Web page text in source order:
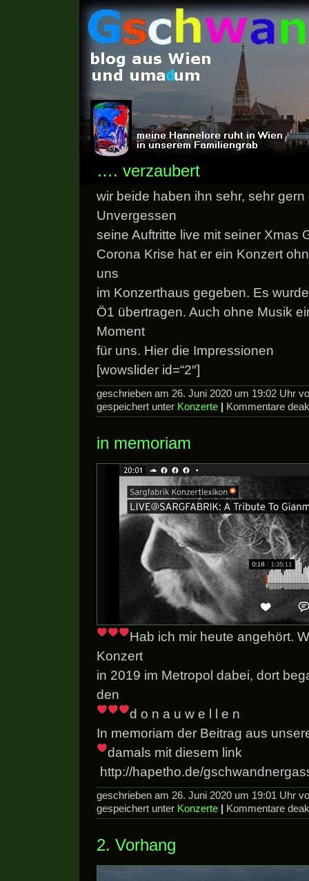
…. verzaubert
wir beide haben ihn sehr, sehr gern
Unvergessen
seine Auftritte live mit seiner Xmas
Corona Krise hat er ein Konzert
uns
im Konzerthaus gegeben. Es
Ö1 übertragen. Auch ohne Musik
Moment
für uns. Hier die Impressionen
[wowslider id=“2″]
geschrieben am 26. Juni 2020 um 19:02 Uhr
gespeichert unter Konzerte Kommentare
in memoriam
Hab ich mir heute angehört.
Konzert
in 2019 im Metropol dabei, dort
den
d o n a u w e l l e n
In memoriam der Beitrag aus
damals mit diesem link
http://hapetho.de/
geschrieben am 26. Juni 2020 um 19:01 Uhr
gespeichert unter Konzerte Kommentare
2. Vorhang